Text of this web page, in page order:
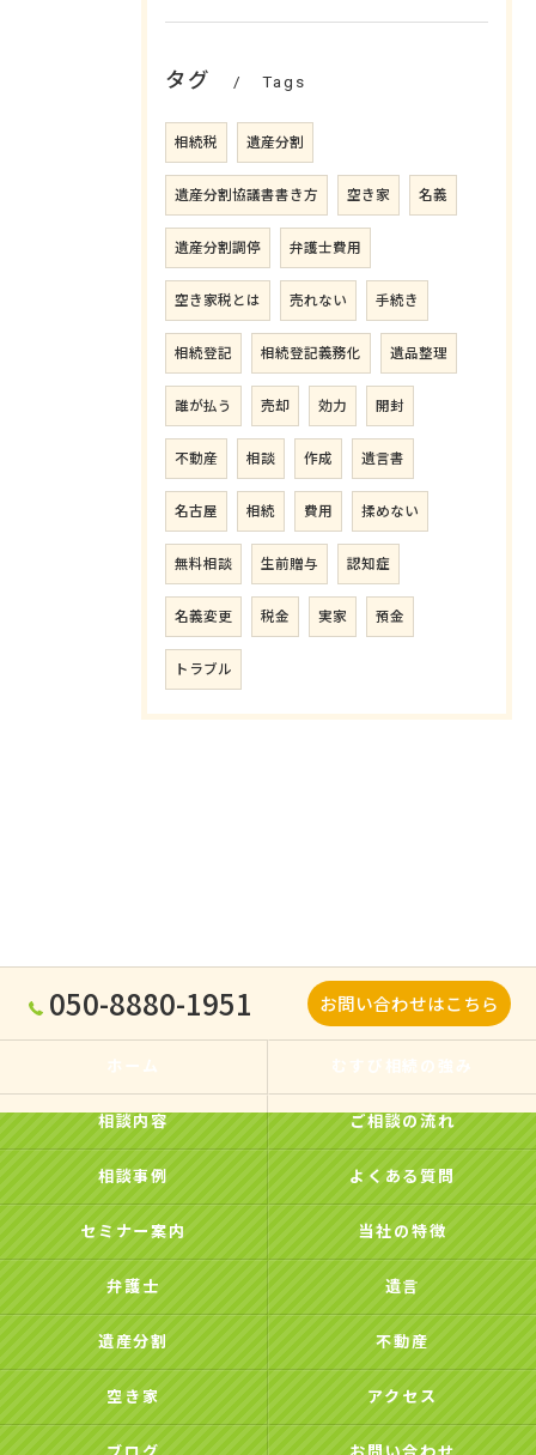
タグ Tags
相続税 遺産分割
遺産分割協議書書き方 空き家 名義
遺産分割調停 弁護士費用
空き家税とは 売れない 手続き
相続登記 相続登記義務化 遺品整理
誰が払う 売却 効力 開封
不動産 相談 作成 遺言書
名古屋 相続 費用 揉めない
無料相談 生前贈与 認知症
名義変更 税金 実家 預金
トラブル
050-8880-1951 お問い合わせはこちら
ホーム むすび相続の強み
相談内容 ご相談の流れ
相談事例 よくある質問
セミナー案内 当社の特徴
弁護士 遺言
遺産分割 不動産
空き家 アクセス